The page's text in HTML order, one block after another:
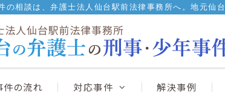
の相談は、弁護士法人仙台駅前法律事務所へ。地元仙
件の流れ 対応事件 解決事例